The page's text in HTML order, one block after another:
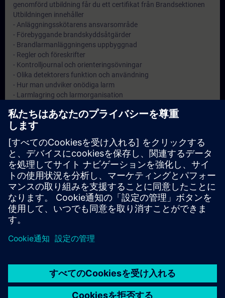
genomförd utbildning får du ett certifikat från Brandsektionen
Utbildningen innehåller
- Anläggningsskötarens ansvarsområde
- Förebyggande brandskyddsåtgärder
- Brandlarmanläggningens uppbyggnad
- Regler och föreskrifter
- Kontrolljournal och orienteringsövningar
- Olika detektorers funktion och användning
- Hur man undviker onödiga larm
- Larmlagring och larmorganisation
客観的
Att ge anläggningsskötaren kännedom om sitt ansvar samt god
kunskap inom brandskydd.
目標
-
対象グループ
Anläggningsskötare på automatiska brandlarmanläggningar.